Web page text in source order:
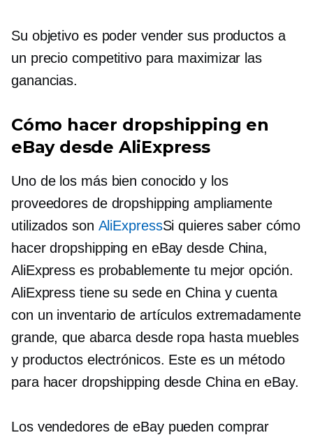
Su objetivo es poder vender sus productos a
un precio competitivo para maximizar las
ganancias.
Cómo hacer dropshipping en
eBay desde AliExpress
Uno de los más bien conocido y los
proveedores de dropshipping ampliamente
utilizados son AliExpressSi quieres saber cómo
hacer dropshipping en eBay desde China,
AliExpress es probablemente tu mejor opción.
AliExpress tiene su sede en China y cuenta
con un inventario de artículos extremadamente
grande, que abarca desde ropa hasta muebles
y productos electrónicos. Este es un método
para hacer dropshipping desde China en eBay.
Los vendedores de eBay pueden comprar